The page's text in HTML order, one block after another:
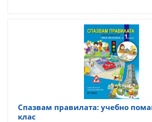
Спазвам правилата: учебно
клас